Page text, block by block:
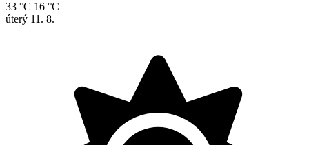
33 °C 16 °C
úterý 11. 8.